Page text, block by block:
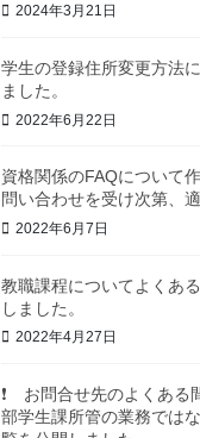
2024年3月21日
学生の登録住所変更方法
ました。
2022年6月22日
資格関係のFAQについて
問い合わせを受け次第、
2022年6月7日
教職課程についてよくあ
しました。
2022年4月27日
❗️ お問合せ先のよくある
部学生課所管の業務では